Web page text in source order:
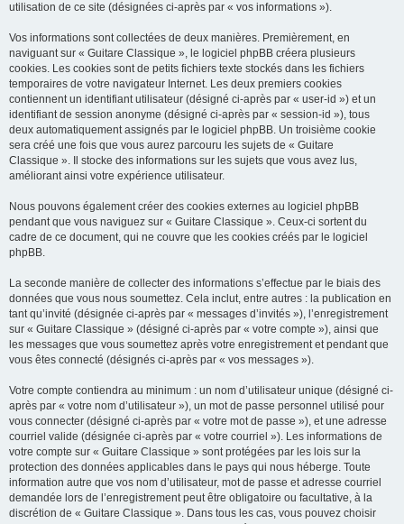
utilisation de ce site (désignées ci-après par « vos informations »).
Vos informations sont collectées de deux manières. Premièrement, en
naviguant sur « Guitare Classique », le logiciel phpBB créera plusieurs
cookies. Les cookies sont de petits fichiers texte stockés dans les fichiers
temporaires de votre navigateur Internet. Les deux premiers cookies
contiennent un identifiant utilisateur (désigné ci-après par « user-id ») et un
identifiant de session anonyme (désigné ci-après par « session-id »), tous
deux automatiquement assignés par le logiciel phpBB. Un troisième cookie
sera créé une fois que vous aurez parcouru les sujets de « Guitare
Classique ». Il stocke des informations sur les sujets que vous avez lus,
améliorant ainsi votre expérience utilisateur.
Nous pouvons également créer des cookies externes au logiciel phpBB
pendant que vous naviguez sur « Guitare Classique ». Ceux-ci sortent du
cadre de ce document, qui ne couvre que les cookies créés par le logiciel
phpBB.
La seconde manière de collecter des informations s’effectue par le biais des
données que vous nous soumettez. Cela inclut, entre autres : la publication en
tant qu’invité (désignée ci-après par « messages d’invités »), l’enregistrement
sur « Guitare Classique » (désigné ci-après par « votre compte »), ainsi que
les messages que vous soumettez après votre enregistrement et pendant que
vous êtes connecté (désignés ci-après par « vos messages »).
Votre compte contiendra au minimum : un nom d’utilisateur unique (désigné ci-
après par « votre nom d’utilisateur »), un mot de passe personnel utilisé pour
vous connecter (désigné ci-après par « votre mot de passe »), et une adresse
courriel valide (désignée ci-après par « votre courriel »). Les informations de
votre compte sur « Guitare Classique » sont protégées par les lois sur la
protection des données applicables dans le pays qui nous héberge. Toute
information autre que vos nom d’utilisateur, mot de passe et adresse courriel
demandée lors de l’enregistrement peut être obligatoire ou facultative, à la
discrétion de « Guitare Classique ». Dans tous les cas, vous pouvez choisir